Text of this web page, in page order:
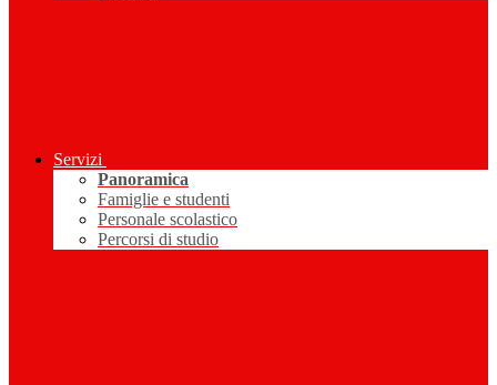
Servizi
Panoramica
Famiglie e studenti
Personale scolastico
Percorsi di studio